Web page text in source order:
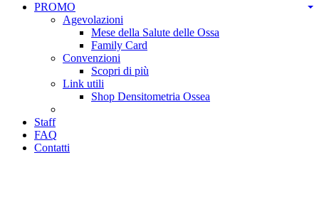
PROMO
Agevolazioni
Mese della Salute delle Ossa
Family Card
Convenzioni
Scopri di più
Link utili
Shop Densitometria Ossea
Staff
FAQ
Contatti